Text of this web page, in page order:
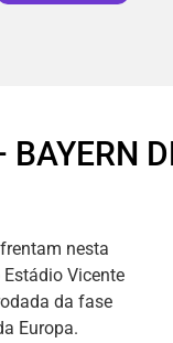
nesta
Vicente
da fase
Europa.